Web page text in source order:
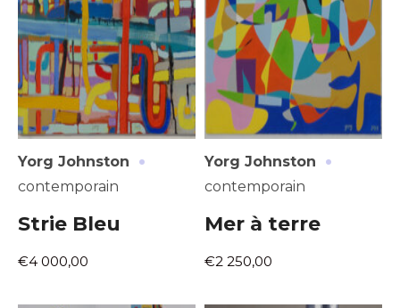
Yorg Johnston ·
contemporain
Strie Bleu
€4 000,00
Yorg Johnston ·
contemporain
Mer à terre
€2 250,00